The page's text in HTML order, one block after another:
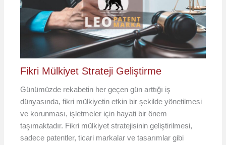
Fikri Mülkiyet Strateji Geliştirme
Günümüzde rekabetin her geçen gün arttığı iş
dünyasında, fikri mülkiyetin etkin bir şekilde yönetilmesi
ve korunması, işletmeler için hayati bir önem
taşımaktadır. Fikri mülkiyet stratejisinin geliştirilmesi,
sadece patentler, ticari markalar ve tasarımlar gibi